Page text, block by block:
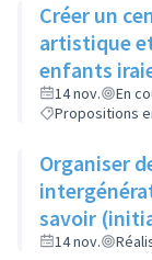
Créer un
artistique
enfants
artistiques
des
métiers de
14 nov.
En
Propositions
Organiser
savoir
14 nov.